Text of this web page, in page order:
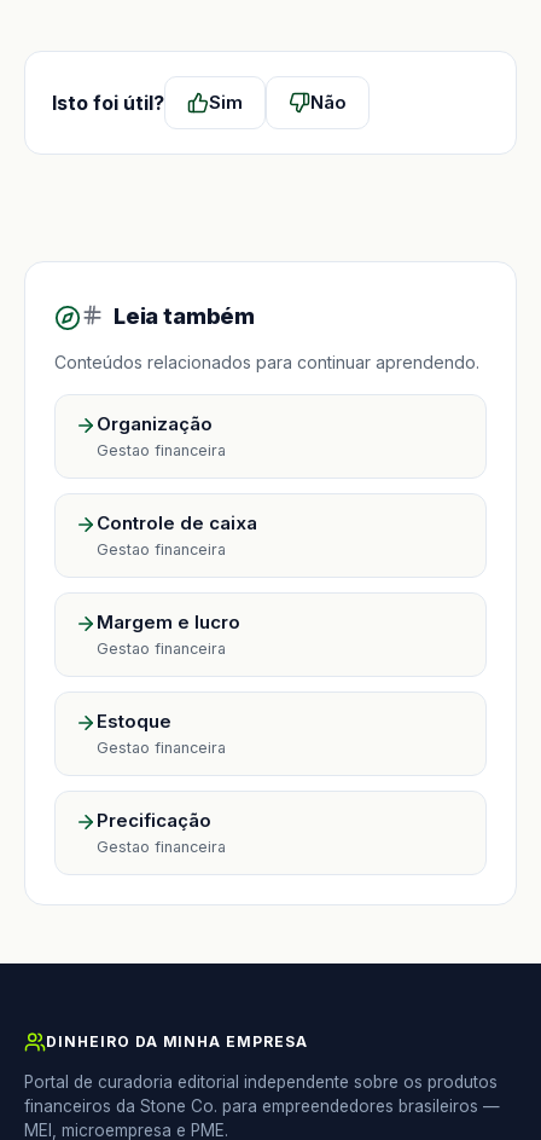
Isto foi útil? Sim Não
Leia também
Conteúdos relacionados para continuar aprendendo.
Organização
Gestao financeira
Controle de caixa
Gestao financeira
Margem e lucro
Gestao financeira
Estoque
Gestao financeira
Precificação
Gestao financeira
DINHEIRO DA MINHA EMPRESA
Portal de curadoria editorial independente sobre os produtos
financeiros da Stone Co. para empreendedores brasileiros —
MEI, microempresa e PME.